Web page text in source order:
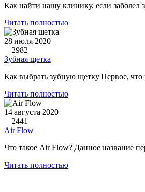
Как найти нашу клинику, если заболел
Читать полностью
28 июля 2020
2982
Зубная щетка
Как выбрать зубную щетку Первое, что
Читать полностью
14 августа 2020
2441
Air Flow
Что такое Air Flow? Данное название
Читать полностью